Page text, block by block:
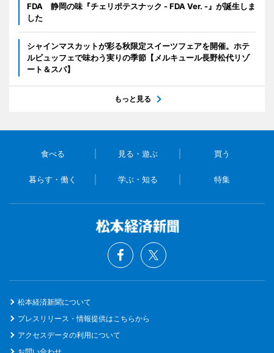
FDA 静岡の味『チェリポテスナック - FDA Ver. -』が誕生しま
した
シャインマスカットが彩る秋限定スイーツフェアを開催。ホテ
ルビュッフェで味わう実りの季節【メルキュール長野松代リゾ
ート＆スパ】
もっと見る
食べる 見る・遊ぶ 買う
暮らす・働く 学ぶ・知る 特集
松本経済新聞について
プレスリリース・情報提供はこちらから
アクセスデータの利用について
お問い合わせ